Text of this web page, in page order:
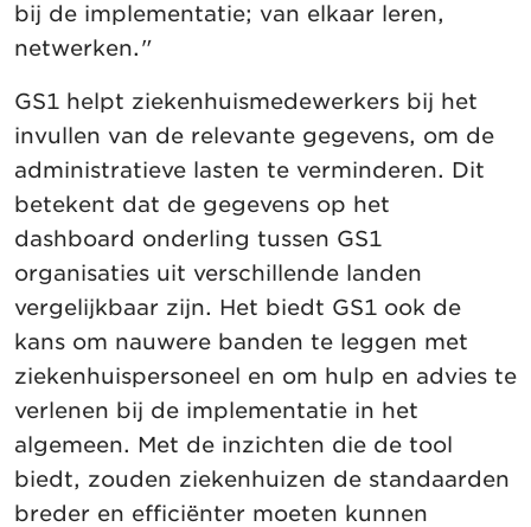
bij de implementatie; van elkaar leren,
netwerken."
GS1 helpt ziekenhuismedewerkers bij het
invullen van de relevante gegevens, om de
administratieve lasten te verminderen. Dit
betekent dat de gegevens op het
dashboard onderling tussen GS1
organisaties uit verschillende landen
vergelijkbaar zijn. Het biedt GS1 ook de
kans om nauwere banden te leggen met
ziekenhuispersoneel en om hulp en advies te
verlenen bij de implementatie in het
algemeen. Met de inzichten die de tool
biedt, zouden ziekenhuizen de standaarden
breder en efficiënter moeten kunnen